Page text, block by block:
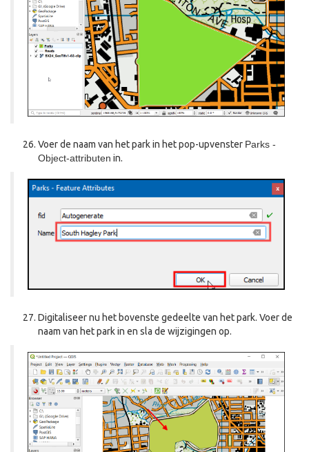
Voer de naam van het park in het pop-upvenster Parks -
Object-attributen in.
Digitaliseer nu het bovenste gedeelte van het park. Voer de
naam van het park in en sla de wijzigingen op.